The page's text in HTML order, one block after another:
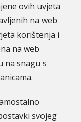
ovih uvjeta
na web
korištenja i
na web
na snagu s
svojeg